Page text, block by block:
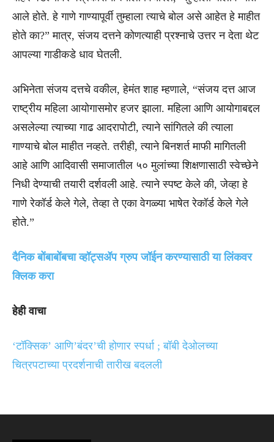
आले होते. हे गाणे गाण्यापूर्वी तुम्हाला त्याचे बोल असे आहेत हे माहीत
होते का?” मात्र, संजय दत्तने कोणत्याही प्रश्नाचे उत्तर न देता थेट
आपल्या गाडीकडे धाव घेतली.
अभिनेता संजय दत्तचे वकील, हेमंत शाह म्हणाले, “संजय दत्त आज
राष्ट्रीय महिला आयोगासमोर हजर झाला. महिला आणि आयोगाबद्दल
असलेल्या त्याच्या गाढ आदरापोटी, त्याने सांगितले की त्याला
गाण्याचे बोल माहीत नव्हते. तरीही, त्याने बिनशर्त माफी मागितली
आहे आणि आदिवासी समाजातील ५० मुलांच्या शिक्षणासाठी स्वेच्छेने
निधी देण्याची तयारी दर्शवली आहे. त्याने स्पष्ट केले की, जेव्हा हे
गाणे रेकॉर्ड केले गेले, तेव्हा ते एका वेगळ्या भाषेत रेकॉर्ड केले गेले
होते.”
दैनिक बोंबाबोंबचा व्हॉट्सॲप ग्रुप जॉईन करण्यासाठी या लिंकवर
क्लिक करा
हेही वाचा
‘टॉक्सिक’ आणि’बंदर’ची होणार स्पर्धा ; बॉबी देओलच्या
चित्रपटाच्या प्रदर्शनाची तारीख बदलली